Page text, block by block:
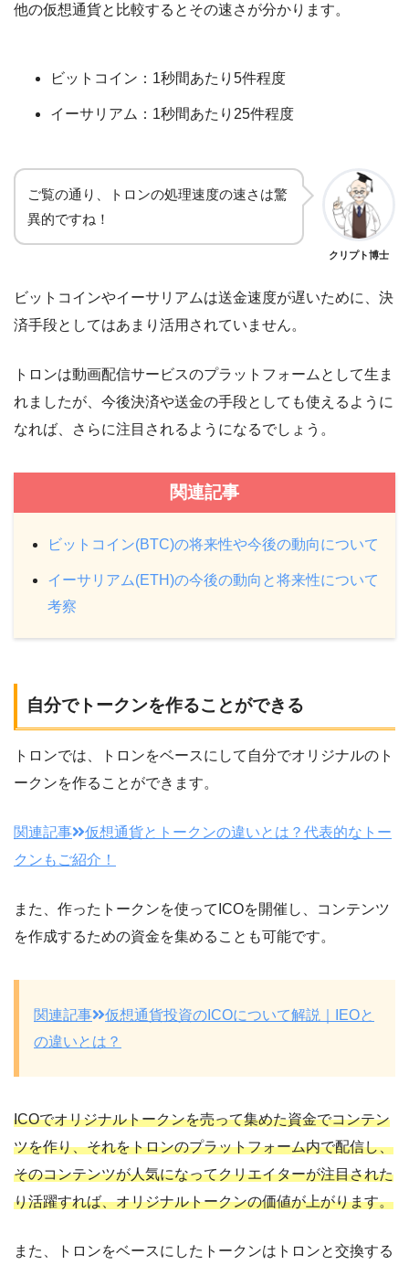
他の仮想通貨と比較するとその速さが分かります。
ビットコイン：1秒間あたり5件程度
イーサリアム：1秒間あたり25件程度
ご覧の通り、トロンの処理速度の速さは驚
異的ですね！
クリプト博士
ビットコインやイーサリアムは送金速度が遅いために、決
済手段としてはあまり活用されていません。
トロンは動画配信サービスのプラットフォームとして生ま
れましたが、今後決済や送金の手段としても使えるように
なれば、さらに注目されるようになるでしょう。
関連記事
ビットコイン(BTC)の将来性や今後の動向について
イーサリアム(ETH)の今後の動向と将来性について
考察
自分でトークンを作ることができる
トロンでは、トロンをベースにして自分でオリジナルのト
ークンを作ることができます。
関連記事
仮想通貨とトークンの違いとは？代表的なトー
クンもご紹介！
また、作ったトークンを使ってICOを開催し、コンテンツ
を作成するための資金を集めることも可能です。
関連記事
仮想通貨投資のICOについて解説｜IEOと
の違いとは？
ICOでオリジナルトークンを売って集めた資金でコンテン
ツを作り、それをトロンのプラットフォーム内で配信し、
そのコンテンツが人気になってクリエイターが注目された
り活躍すれば、オリジナルトークンの価値が上がります。
また、トロンをベースにしたトークンはトロンと交換する